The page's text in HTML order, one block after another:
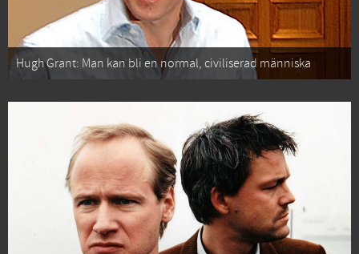
Hugh Grant: Man kan bli en normal, civiliserad människa